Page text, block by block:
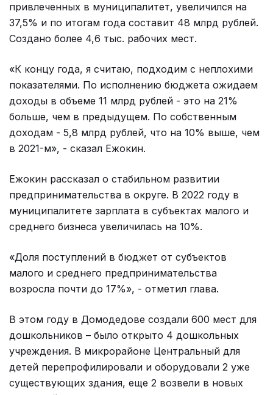
привлеченных в муниципалитет, увеличился на
37,5% и по итогам года составит 48 млрд рублей.
Создано более 4,6 тыс. рабочих мест.
«К концу года, я считаю, подходим с неплохими
показателями. По исполнению бюджета ожидаем
доходы в объеме 11 млрд рублей - это на 21%
больше, чем в предыдущем. По собственным
доходам - 5,8 млрд рублей, что на 10% выше, чем
в 2021-м», - сказал Ежокин.
Ежокин рассказал о стабильном развитии
предпринимательства в округе. В 2022 году в
муниципалитете зарплата в субъектах малого и
среднего бизнеса увеличилась на 10%.
«Доля поступлений в бюджет от субъектов
малого и среднего предпринимательства
возросла почти до 17%», - отметил глава.
В этом году в Домодедове создали 600 мест для
дошкольников – было открыто 4 дошкольных
учреждения. В микрорайоне Центральный для
детей перепрофилировали и оборудовали 2 уже
существующих здания, еще 2 возвели в новых